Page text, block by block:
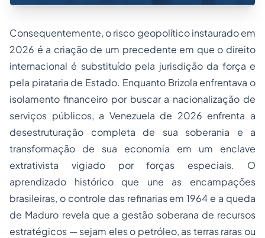
Consequentemente, o risco geopolítico instaurado em
2026 é a criação de um precedente em que o direito
internacional é substituído pela jurisdição da força e
pela pirataria de Estado. Enquanto Brizola enfrentava o
isolamento financeiro por buscar a nacionalização de
serviços públicos, a Venezuela de 2026 enfrenta a
desestruturação completa de sua soberania e a
transformação de sua economia em um enclave
extrativista vigiado por forças especiais. O
aprendizado histórico que une as encampações
brasileiras, o controle das refinarias em 1964 e a queda
de Maduro revela que a gestão soberana de recursos
estratégicos — sejam eles o petróleo, as terras raras ou